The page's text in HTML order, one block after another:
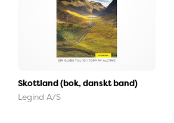
Skottland (bok, danskt band)
Legind A/S